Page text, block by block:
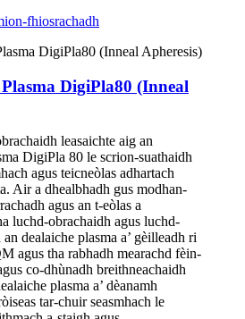
fhiosrachadh
DigiPla80 (Inneal
leasaichte aig an
DigiPla 80 le scrion-suathaidh
agus teicneòlas adhartach
Air a dhealbhadh gus modhan-
agus an t-eòlas a
luchd-obrachaidh agus luchd-
dealaiche plasma a’ gèilleadh ri
agus tha rabhadh mearachd fèin-
co-dhùnadh breithneachaidh
plasma a’ dèanamh
tar-chuir seasmhach le